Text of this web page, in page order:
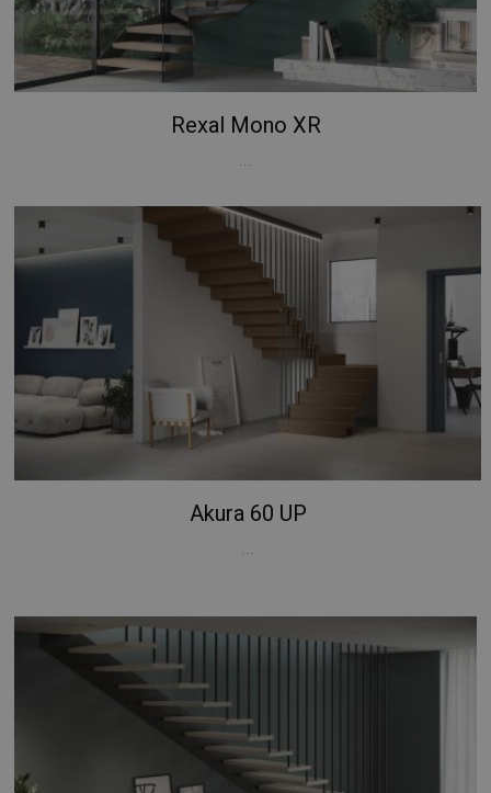
Rexal Mono XR
Akura 60 UP